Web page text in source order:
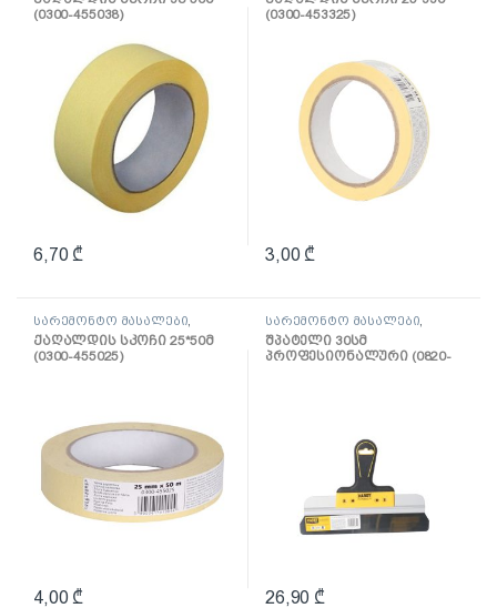
(0300-455038)
6,70 ₾
(0300-453325)
3,00 ₾
სარემონტო მასალები
ლენტი
ქაღალდის სკოჩი 25*50მ
(0300-455025)
4,00 ₾
სარემონტო მასალები
შპატელი, საპრიალებელი,
ქაფჩა
შპატელი 30სმ
პროფესიონალური (0820-
26,90 ₾